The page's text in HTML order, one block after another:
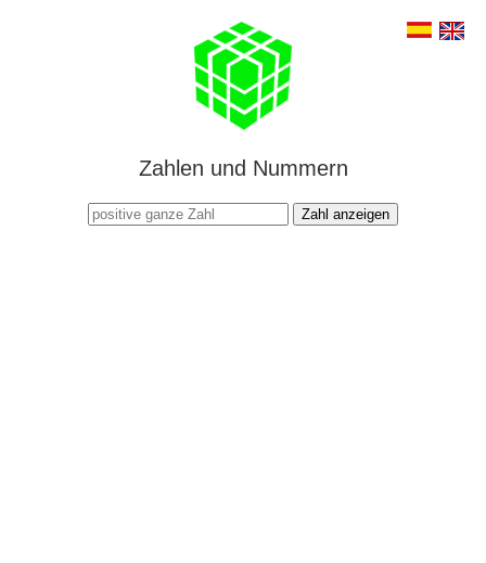
Zahlen und Nummern
Zahl anzeigen